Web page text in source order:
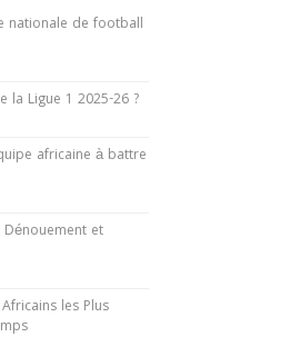
sur la
de
nationale de football
la Ligue 1 2025-26 ?
africaine à battre
Dénouement et
les Plus